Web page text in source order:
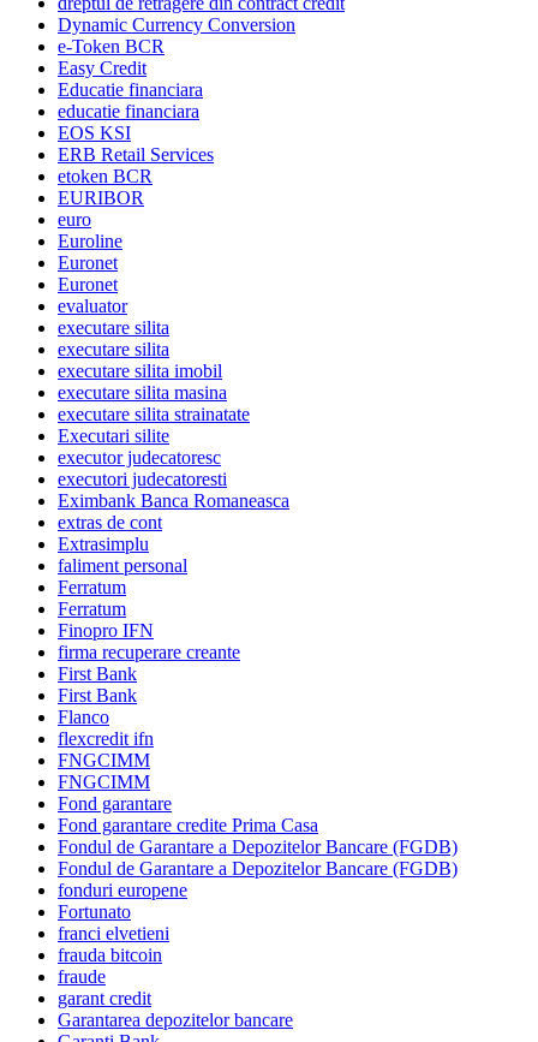
Dynamic Currency Conversion
e-Token BCR
Easy Credit
Educatie financiara
educatie financiara
EOS KSI
ERB Retail Services
etoken BCR
EURIBOR
euro
Euroline
Euronet
Euronet
evaluator
executare silita
executare silita
executare silita imobil
executare silita masina
executare silita strainatate
Executari silite
executor judecatoresc
executori judecatoresti
Eximbank Banca Romaneasca
extras de cont
Extrasimplu
faliment personal
Ferratum
Ferratum
Finopro IFN
firma recuperare creante
First Bank
First Bank
Flanco
flexcredit ifn
FNGCIMM
FNGCIMM
Fond garantare
Fond garantare credite Prima Casa
Fondul de Garantare a Depozitelor Bancare (FGDB)
Fondul de Garantare a Depozitelor Bancare (FGDB)
fonduri europene
Fortunato
franci elvetieni
frauda bitcoin
fraude
garant credit
Garantarea depozitelor bancare